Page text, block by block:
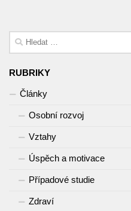
Vyhledávání
RUBRIKY
Články
Osobní rozvoj
Vztahy
Úspěch a motivace
Případové studie
Zdraví